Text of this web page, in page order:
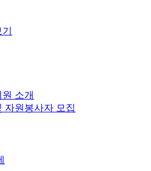
소개
자원봉사자 모집